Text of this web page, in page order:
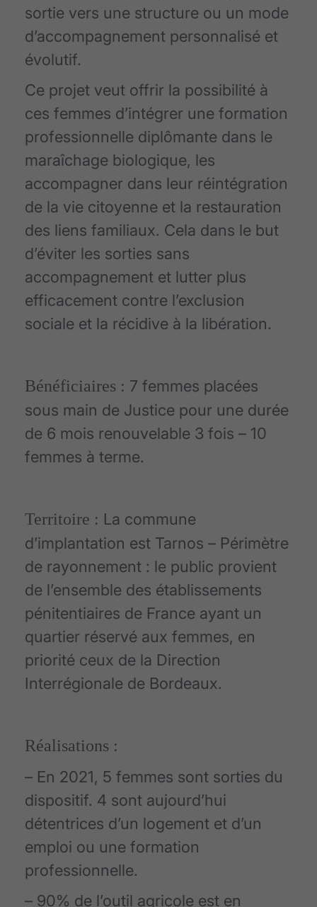
sortie vers une structure ou un mode
d’accompagnement personnalisé et
évolutif.
Ce projet veut offrir la possibilité à
ces femmes d’intégrer une formation
professionnelle diplômante dans le
maraîchage biologique, les
accompagner dans leur réintégration
de la vie citoyenne et la restauration
des liens familiaux. Cela dans le but
d’éviter les sorties sans
accompagnement et lutter plus
efficacement contre l’exclusion
sociale et la récidive à la libération.
Bénéficiaires : 7 femmes placées
sous main de Justice pour une durée
de 6 mois renouvelable 3 fois – 10
femmes à terme.
Territoire : La commune
d’implantation est Tarnos – Périmètre
de rayonnement : le public provient
de l’ensemble des établissements
pénitentiaires de France ayant un
quartier réservé aux femmes, en
priorité ceux de la Direction
Interrégionale de Bordeaux.
Réalisations :
– En 2021, 5 femmes sont sorties du
dispositif. 4 sont aujourd’hui
détentrices d’un logement et d’un
emploi ou une formation
professionnelle.
– 90% de l’outil agricole est en